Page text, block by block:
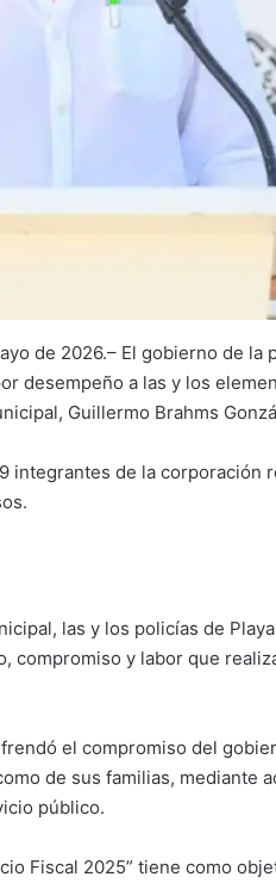
de 2026.– El gobierno de
desempeño a las y los
Guillermo Brahms
integrantes de la corporación
las y los policías de
compromiso y labor que
el compromiso del
de sus familias, mediante
público.
Fiscal 2025” tiene como